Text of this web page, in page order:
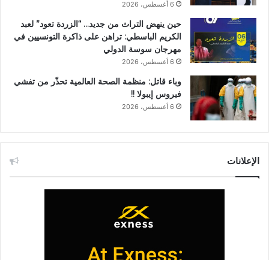
6 أغسطس، 2026
حين ينهض التراث من جديد… “الزردة تعود” لعبد
الكريم الباسطي: تراهن على ذاكرة التونسيين في
مهرجان سوسة الدولي
6 أغسطس، 2026
وباء قاتل: منظمة الصحة العالمية تحذّر من تفشي
فيروس إيبولا !!
6 أغسطس، 2026
الإعلانات